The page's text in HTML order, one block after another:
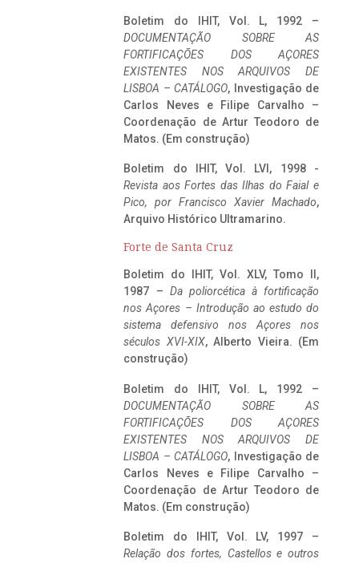
Boletim do IHIT, Vol. L, 1992 –
DOCUMENTAÇÃO SOBRE AS
FORTIFICAÇÕES DOS AÇORES
EXISTENTES NOS ARQUIVOS DE
LISBOA – CATÁLOGO, Investigação de
Carlos Neves e Filipe Carvalho –
Coordenação de Artur Teodoro de
Matos. (Em construção)
Boletim do IHIT, Vol. LVI, 1998 -
Revista aos Fortes das Ilhas do Faial e
Pico, por Francisco Xavier Machado,
Arquivo Histórico Ultramarino.
Forte de Santa Cruz
Boletim do IHIT, Vol. XLV, Tomo II,
1987 – Da poliorcética à fortificação
nos Açores – Introdução ao estudo do
sistema defensivo nos Açores nos
séculos XVI-XIX, Alberto Vieira. (Em
construção)
Boletim do IHIT, Vol. L, 1992 –
DOCUMENTAÇÃO SOBRE AS
FORTIFICAÇÕES DOS AÇORES
EXISTENTES NOS ARQUIVOS DE
LISBOA – CATÁLOGO, Investigação de
Carlos Neves e Filipe Carvalho –
Coordenação de Artur Teodoro de
Matos. (Em construção)
Boletim do IHIT, Vol. LV, 1997 –
Relação dos fortes, Castellos e outros